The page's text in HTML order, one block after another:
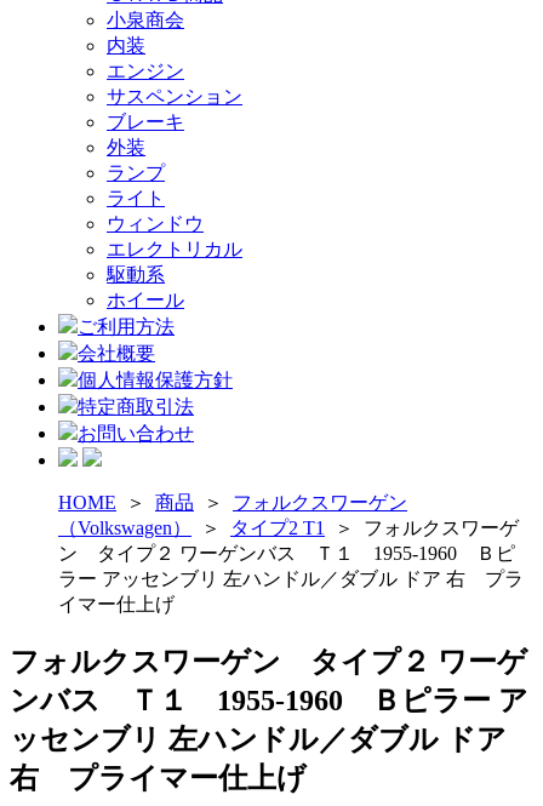
小泉商会
内装
エンジン
サスペンション
ブレーキ
外装
ランプ
ライト
ウィンドウ
エレクトリカル
駆動系
ホイール
ご利用方法
会社概要
個人情報保護方針
特定商取引法
お問い合わせ
HOME ＞ 商品 ＞ フォルクスワーゲン
（Volkswagen）
＞ タイプ2 T1 ＞ フォルクスワーゲ
ン タイプ２ ワーゲンバス Ｔ１ 1955-1960 Ｂピ
ラー アッセンブリ 左ハンドル／ダブル ドア 右 プラ
イマー仕上げ
フォルクスワーゲン タイプ２ ワーゲ
ンバス Ｔ１ 1955-1960 Ｂピラー ア
ッセンブリ 左ハンドル／ダブル ドア
右 プライマー仕上げ